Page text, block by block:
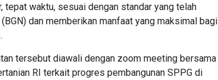
tepat waktu, sesuai dengan standar yang telah
dan memberikan manfaat yang maksimal bagi
tersebut diawali dengan zoom meeting bersama
RI terkait progres pembangunan SPPG di